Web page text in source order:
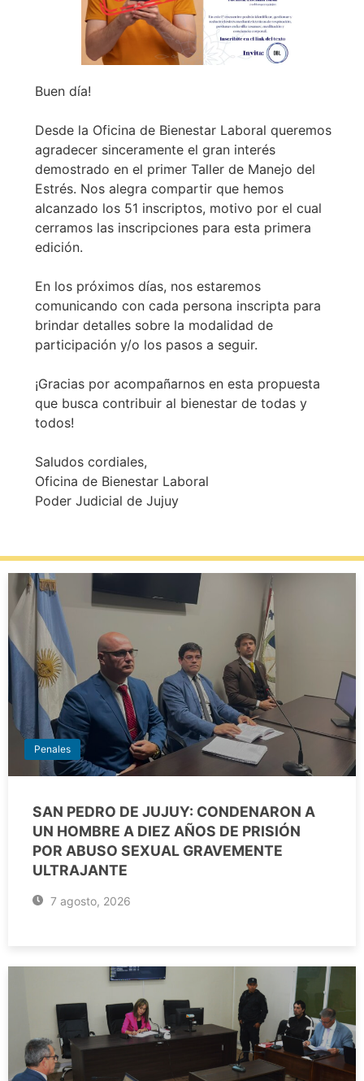
Buen día!
Desde la Oficina de Bienestar Laboral queremos
agradecer sinceramente el gran interés
demostrado en el primer Taller de Manejo del
Estrés. Nos alegra compartir que hemos
alcanzado los 51 inscriptos, motivo por el cual
cerramos las inscripciones para esta primera
edición.
En los próximos días, nos estaremos
comunicando con cada persona inscripta para
brindar detalles sobre la modalidad de
participación y/o los pasos a seguir.
¡Gracias por acompañarnos en esta propuesta
que busca contribuir al bienestar de todas y
todos!
Saludos cordiales,
Oficina de Bienestar Laboral
Poder Judicial de Jujuy
Penales
SAN PEDRO DE JUJUY: CONDENARON A
UN HOMBRE A DIEZ AÑOS DE PRISIÓN
POR ABUSO SEXUAL GRAVEMENTE
ULTRAJANTE
7 agosto, 2026